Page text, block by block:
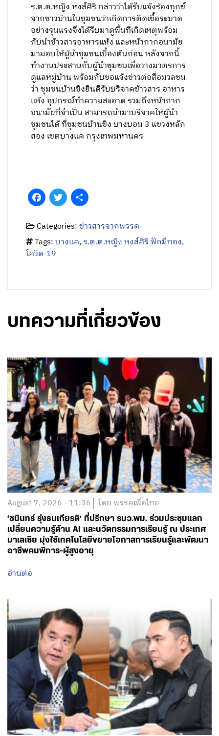
ร.ต.ต.หญิง หงส์ศิริ กล่าวว่าได้รับแจ้งร้องทุกข์
จากชาวบ้านในชุมชนว่าเกิดการติดเชื้อระบาด
อย่างรุนแรงจึงได้รีบมาดูพื้นที่เกิดเหตุพร้อม
กับนำข้าวสารอาหารแห้ง และหน้ากากอนามัย
มามอบให้ผู้นำชุมชนเบื้องต้นก่อน หลังจากนี้
ทำงานประสานกับผู้นำชุมชนเพื่อวางมาตรการ
ดูแลหมู่บ้าน พร้อมกับขอแจ้งข่าวต่อสื่อมวลชน
ว่า ชุมชนบ้านขิงยินดีรับบริจาคข้าวสาร อาหาร
แห้ง อุปกรณ์ทำความสะอาด รวมถึงหน้ากาก
อนามัยที่จำเป็น สามารถนำมาบริจาคให้ผู้นำ
ชุมชนได้ ที่ชุมชนบ้านขิง บางบอน 3 แขวงหลัก
สอง เขตบางแค กรุงเทพมหานคร
FacebookTwitter
Categories:ข่าวสารจากพรรค
Tags:บางแค,ร.ต.ต.หญิง หงส์ศิริ ฟักมีทอง,
โควิด-19
บทความที่เกี่ยวข้อง
August 7, 2026 - 11:36 โดย พรรคเพื่อไทย
‘ชนินทร์ รุ่งธนเกียรติ’ ที่ปรึกษา รมว.พม. ร่วมประชุมแลก
เปลี่ยนความรู้ด้าน AI และนวัตกรรมการเรียนรู้ ณ ประเทศ
มาเลเซีย มุ่งใช้เทคโนโลยีขยายโอกาสการเรียนรู้และพัฒนา
อาชีพคนพิการ-ผู้สูงอายุ
อ่านต่อ